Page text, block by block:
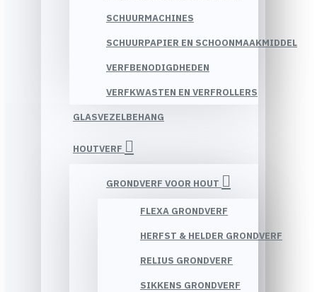
SCHUURMACHINES
SCHUURPAPIER EN SCHOONMAAKMIDDEL
VERFBENODIGDHEDEN
VERFKWASTEN EN VERFROLLERS
GLASVEZELBEHANG
HOUTVERF
GRONDVERF VOOR HOUT
FLEXA GRONDVERF
HERFST & HELDER GRONDVERF
RELIUS GRONDVERF
SIKKENS GRONDVERF